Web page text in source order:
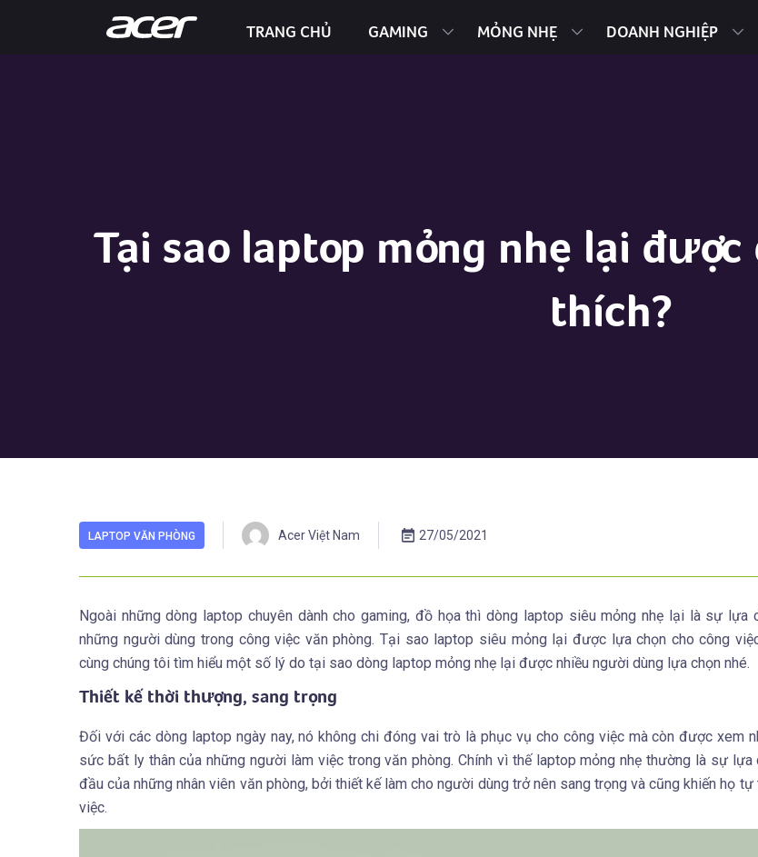
TRANG CHỦ GAMING MỎNG NHẸ DOANH NGHIỆP
Tại sao laptop mỏng nhẹ lại
thích?
LAPTOP VĂN PHÒNG Acer Việt Nam 27/05/2021
Ngoài những dòng laptop chuyên dành cho gaming, đồ họa thì dòng laptop siêu mỏng nhẹ lại là sự lựa
những người dùng trong công việc văn phòng. Tại sao laptop siêu mỏng lại được lựa chọn cho công
cùng chúng tôi tìm hiểu một số lý do tại sao dòng laptop mỏng nhẹ lại được nhiều người dùng lựa chọn nhé.
Thiết kế thời thượng, sang trọng
Đối với các dòng laptop ngày nay, nó không chi đóng vai trò là phục vụ cho công việc mà còn được xem
sức bất ly thân của những người làm việc trong văn phòng. Chính vì thế laptop mỏng nhẹ thường là sự lựa
đầu của những nhân viên văn phòng, bởi thiết kế làm cho người dùng trở nên sang trọng và cũng khiến họ tự
việc.